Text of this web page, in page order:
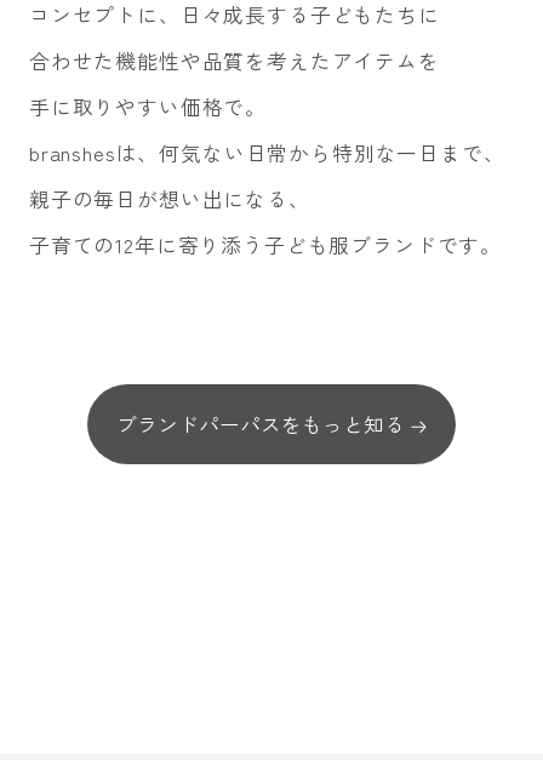
コンセプトに、
日々成長する子どもたちに
合わせた機能性や 品質を考えたアイテムを
手に取りやすい価格で。
branshesは、何気ない日常から特別な一日まで、
親子の毎日が想い出になる、
子育ての12年に寄り添う子ども服ブランドです。
ブランドパーパスをもっと知る